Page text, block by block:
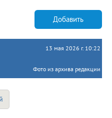
Добавить
13 мая 2026 г. 10:22
Фото из архива редакции